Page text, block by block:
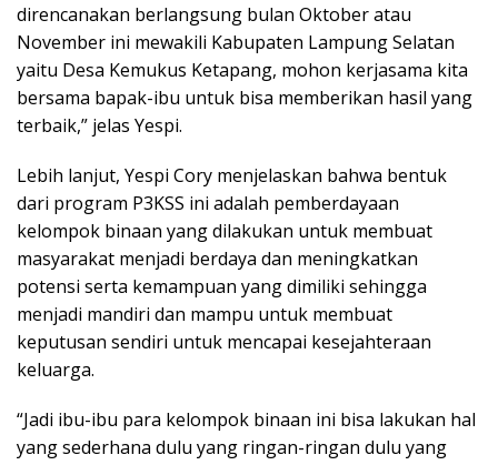
direncanakan berlangsung bulan Oktober atau
November ini mewakili Kabupaten Lampung Selatan
yaitu Desa Kemukus Ketapang, mohon kerjasama kita
bersama bapak-ibu untuk bisa memberikan hasil yang
terbaik,” jelas Yespi.
Lebih lanjut, Yespi Cory menjelaskan bahwa bentuk
dari program P3KSS ini adalah pemberdayaan
kelompok binaan yang dilakukan untuk membuat
masyarakat menjadi berdaya dan meningkatkan
potensi serta kemampuan yang dimiliki sehingga
menjadi mandiri dan mampu untuk membuat
keputusan sendiri untuk mencapai kesejahteraan
keluarga.
“Jadi ibu-ibu para kelompok binaan ini bisa lakukan hal
yang sederhana dulu yang ringan-ringan dulu yang